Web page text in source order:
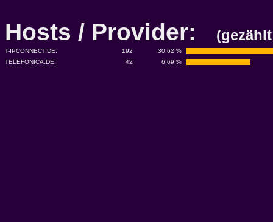
Hosts / Provider:
T-IPCONNECT.DE: 192
30.62 %
TELEFONICA.DE:
42 6.69 %